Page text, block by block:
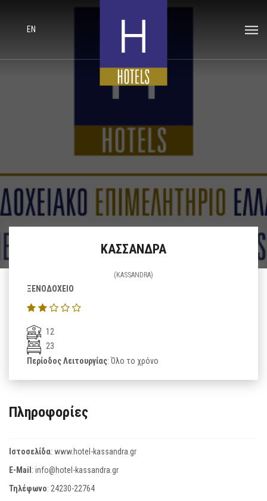
EN
ΚΑΣΣΑΝΔΡΑ
(KASSANDRA)
ΞΕΝΟΔΟΧΕΙΟ
12
23
Περίοδος Λειτουργίας: Όλο το χρόνο
Πληροφορίες
Ιστοσελίδα: www.hotel-kassandra.gr
E-Mail: info@hotel-kassandra.gr
Τηλέφωνο: 24230-22764